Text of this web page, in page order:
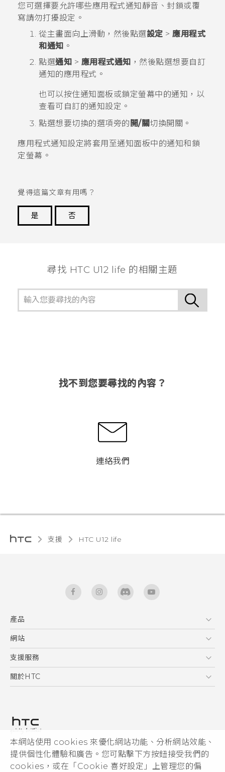
本網站使用 cookies 來優化網站功能、分析網站效能、
提供個性化體驗和廣告。您可點擊下方按鈕接受我們的
cookies，或在「Cookie 喜好設定」上管理您的偏
您可選擇要允許哪些應用程式通知靜音、封鎖或覆
寫請勿打擾設定。
從主畫面向上滑動，然後點選設定 > 應用程式
和通知 。
點選通知 > 應用程式通知 ，然後點選想要自訂
通知的應用程式。
也可以按住通知面板或鎖定螢幕中的通知，以
查看可自訂的通知設定。
點選想要切換的選項旁的 開/關切換開關。
應用程式通知設定將套用至通知面板中的通知和鎖
定螢幕。
覺得這篇文章有用嗎？
是
否
尋找 HTC U12 life 的相關主題
找不到您要尋找的內容？
連絡我們
支援 HTC U12 life‎
產品
5G
智能手機
區塊鍊手機
網站
HTC Dev
HTC Research
支援服務
服務中心
關於HTC
私隱政策
產品安全
加入HTC
© 2011-2026 HTC Corporation
HTC 法律文件